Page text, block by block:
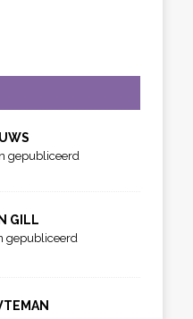
gepubliceerd
GILL
gepubliceerd